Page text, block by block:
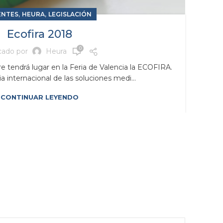
, HEURA, LEGISLACIÓN
Ecofira 2018
por Heura 0
tendrá lugar en la Feria de Valencia la ECOFIRA.
internacional de las soluciones medi...
CONTINUAR LEYENDO